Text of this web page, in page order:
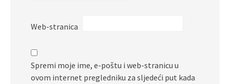
Web-stranica
Spremi moje ime, e-poštu i web-stranicu u
ovom internet pregledniku za sljedeći put kada